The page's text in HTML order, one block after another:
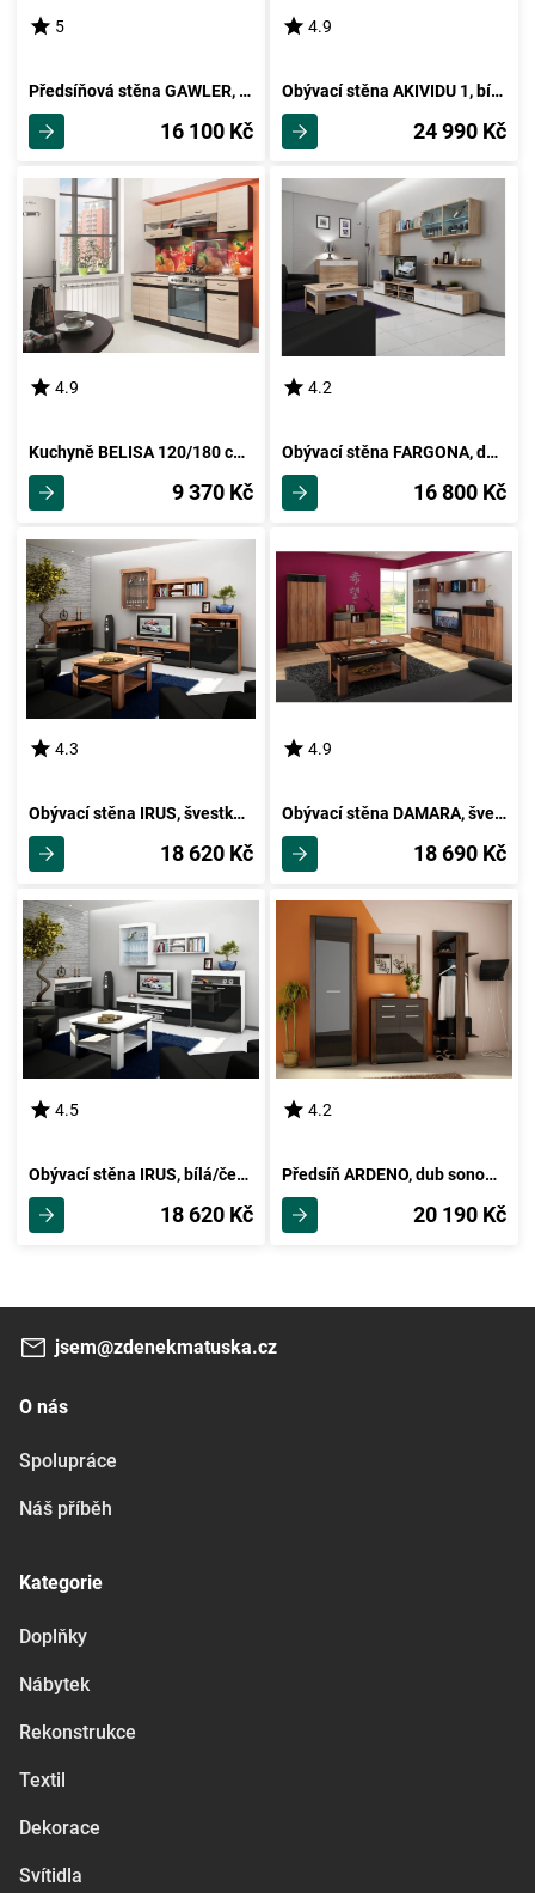
5
Předsíňová stěna GAWLER, dub sonoma/dub sonoma tmavý, 5 let záruka
16 100 Kč
4.9
Obývací stěna AKIVIDU 1, bílá/černý lesk, 5 let záruka
24 990 Kč
4.9
Kuchyně BELISA 120/180 cm, rijeka světlá
9 370 Kč
4.2
Obývací stěna FARGONA, dub sonoma/bílý lesk, 5 let záruka
16 800 Kč
4.3
Obývací stěna IRUS, švestka/černý lesk, 5 let záruka
18 620 Kč
4.9
Obývací stěna DAMARA, švestka/černý lesk, 5 let záruka
18 690 Kč
4.5
Obývací stěna IRUS, bílá/černý lesk, 5 let záruka
18 620 Kč
4.2
Předsíň ARDENO, dub sonoma tmavý/černý lesk, 5 let záruka
20 190 Kč
jsem@zdenekmatuska.cz
O nás
Spolupráce
Náš příběh
Kategorie
Doplňky
Nábytek
Rekonstrukce
Textil
Dekorace
Svítidla